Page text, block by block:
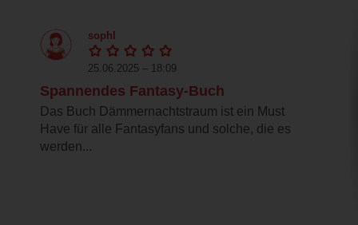
sophl
25.06.2025 – 18:09
Spannendes Fantasy-Buch
Das Buch Dämmernachtstraum ist ein Must
Have für alle Fantasyfans und solche, die es
werden...